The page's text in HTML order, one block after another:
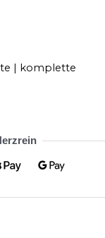
| komplette